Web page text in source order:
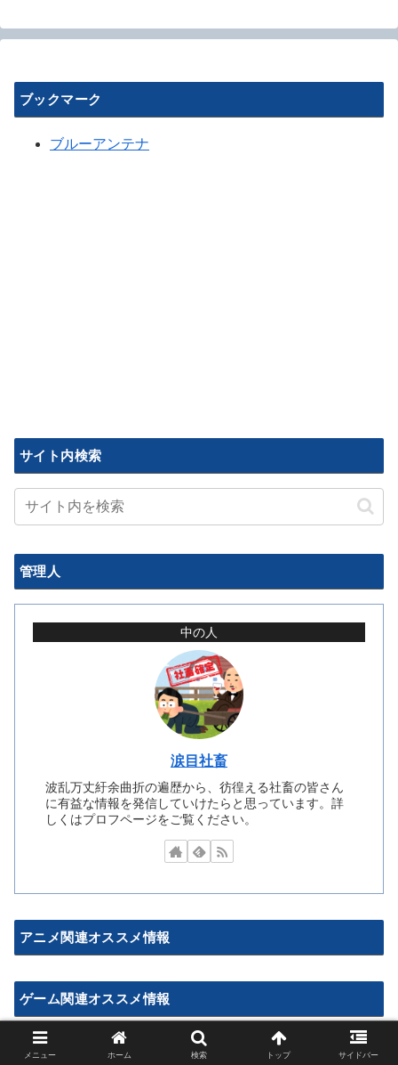
ブックマーク
ブルーアンテナ
サイト内検索
管理人
中の人
涙目社畜
波乱万丈紆余曲折の遍歴から、彷徨える社畜の皆さん
に有益な情報を発信していけたらと思っています。詳
しくはプロフページをご覧ください。
アニメ関連オススメ情報
ゲーム関連オススメ情報
しぃアンテナ新着情報
メニュー ホーム 検索 トップ サイドバー